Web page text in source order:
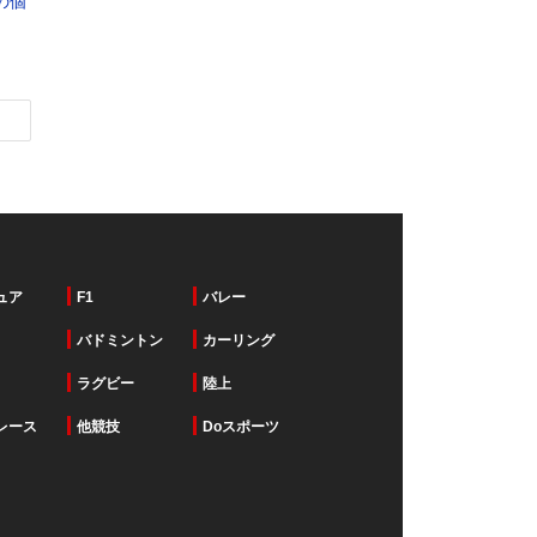
ア F1 バレー
バドミントン カーリング
ラグビー 陸上
ース 他競技 Doスポーツ